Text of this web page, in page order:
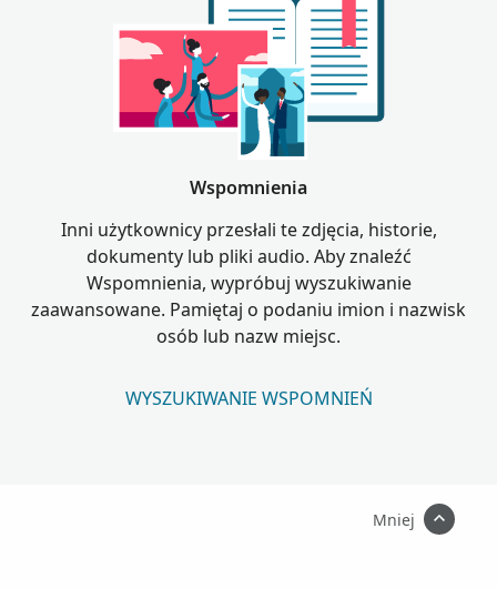
Wspomnienia
Inni użytkownicy przesłali te zdjęcia, historie,
dokumenty lub pliki audio. Aby znaleźć
Wspomnienia, wypróbuj wyszukiwanie
zaawansowane. Pamiętaj o podaniu imion i nazwisk
osób lub nazw miejsc.
WYSZUKIWANIE WSPOMNIEŃ
Mniej